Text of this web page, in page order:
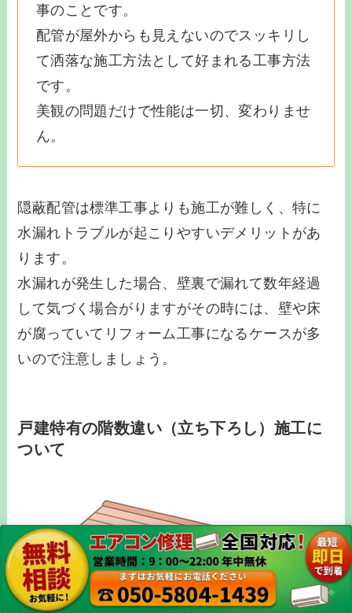
事のことです。
配管が屋外からも見えないのでスッキリし
て洒落な施工方法として好まれる工事方法
です。
美観の問題だけで性能は一切、変わりませ
ん。
隠蔽配管は標準工事よりも施工が難しく、特に
水漏れトラブルが起こりやすいデメリットがあ
ります。
水漏れが発生した場合、壁裏で漏れて数年経過
して気づく場合がりますがその時には、壁や床
が腐っていてリフォーム工事になるケースが多
いので注意しましょう。
戸建特有の階数違い（立ち下ろし）施工に
ついて